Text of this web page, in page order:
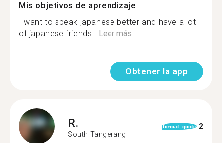
Mis objetivos de aprendizaje
I want to speak japanese better and have a lot
of japanese friends...Leer más
Obtener la app
R.
South Tangerang
format_quote 2